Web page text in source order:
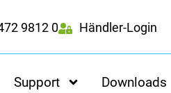
9812 0 Händler-Login
Support Downloads